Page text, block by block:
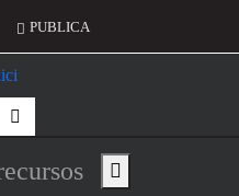
compte d'usuari
PUBLICA
de
Show main menu